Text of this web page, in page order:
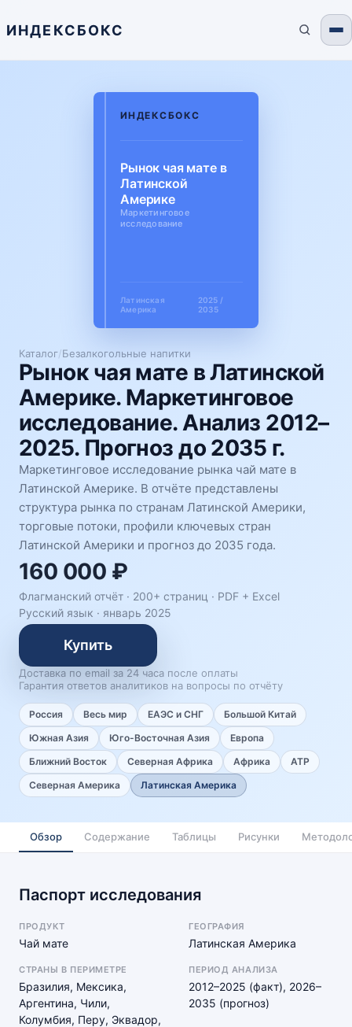
ИНДЕКСБОКС
Каталог/Безалкогольные напитки
Рынок чая мате в Латинской
Америке. Маркетинговое
исследование. Анализ 2012–
2025. Прогноз до 2035 г.
Маркетинговое исследование рынка чай мате в
Латинской Америке. В отчёте представлены
структура рынка по странам Латинской Америки,
торговые потоки, профили ключевых стран
Латинской Америки и прогноз до 2035 года.
160 000 ₽
Флагманский отчёт · 200+ страниц · PDF + Excel
Русский язык · январь 2025
Купить
Доставка по email за 24 часа после оплаты
Гарантия ответов аналитиков на вопросы по отчёту
Россия Весь мир ЕАЭС и СНГ
Большой Китай
Южная Азия
Юго-Восточная Азия
Европа
Ближний Восток
Северная Африка Африка
АТР
Северная Америка
Латинская Америка
ИНДЕКСБОКС
Рынок чая мате в
Латинской
Америке
Маркетинговое
исследование
Латинская
Америка
2025 /
2035
Обзор Содержание Таблицы Рисунки
Паспорт исследования
ПРОДУКТ
Чай мате
ГЕОГРАФИЯ
Латинская Америка
СТРАНЫ В ПЕРИМЕТРЕ
Бразилия, Мексика,
Аргентина, Чили,
Колумбия, Перу, Эквадор,
ПЕРИОД АНАЛИЗА
2012–2025 (факт), 2026–
2035 (прогноз)